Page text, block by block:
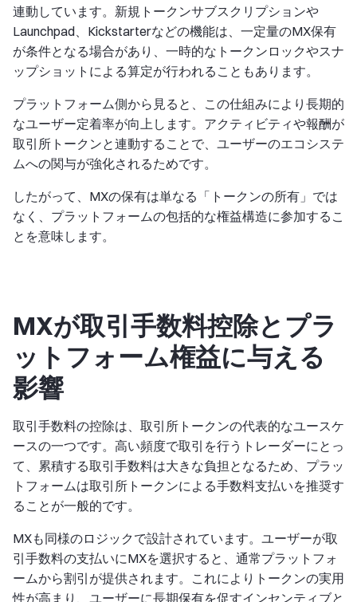
連動しています。新規トークンサブスクリプションや
Launchpad、Kickstarterなどの機能は、一定量のMX保有
が条件となる場合があり、一時的なトークンロックやスナ
ップショットによる算定が行われることもあります。
プラットフォーム側から見ると、この仕組みにより長期的
なユーザー定着率が向上します。アクティビティや報酬が
取引所トークンと連動することで、ユーザーのエコシステ
ムへの関与が強化されるためです。
したがって、MXの保有は単なる「トークンの所有」では
なく、プラットフォームの包括的な権益構造に参加するこ
とを意味します。
MXが取引手数料控除とプラ
ットフォーム権益に与える
影響
取引手数料の控除は、取引所トークンの代表的なユースケ
ースの一つです。高い頻度で取引を行うトレーダーにとっ
て、累積する取引手数料は大きな負担となるため、プラッ
トフォームは取引所トークンによる手数料支払いを推奨す
ることが一般的です。
MXも同様のロジックで設計されています。ユーザーが取
引手数料の支払いにMXを選択すると、通常プラットフォ
ームから割引が提供されます。これによりトークンの実用
性が高まり、ユーザーに長期保有を促すインセンティブと